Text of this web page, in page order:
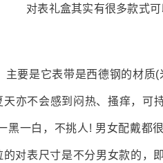
对表礼盒其实有很多款式
主要是它表带是西德钢的材
天亦不会感到闷热、搔痒，可
黑一白，不挑人! 男女配戴都
的对表尺寸是不分男女款的，